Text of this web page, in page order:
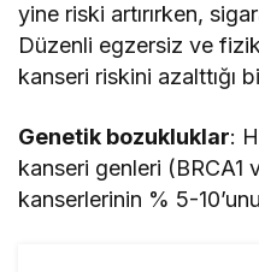
yine riski artırırken,
Düzenli egzersiz ve
kanseri riskini azalttığı
Genetik bozukluklar:
kanseri genleri (BRCA1
kanserlerinin % 5-